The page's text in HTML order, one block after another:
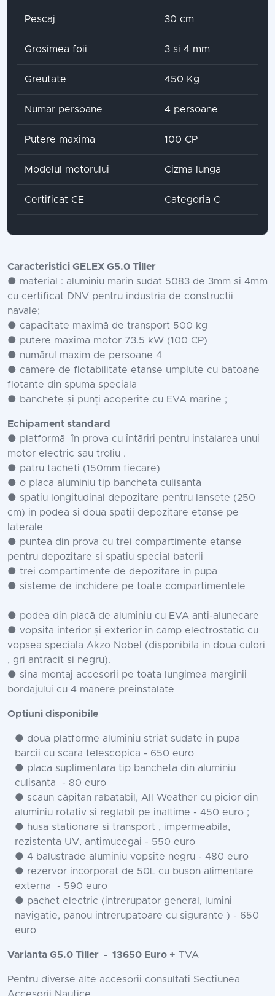
Pescaj 30 cm
Grosimea foii 3 si 4 mm
Greutate 450 Kg
Numar persoane 4 persoane
Putere maxima 100 CP
Modelul motorului Cizma lunga
Certificat CE Categoria C
Caracteristici GELEX G5.0 Tiller
● material : aluminiu marin sudat 5083 de 3mm si 4mm
cu certificat DNV pentru industria de constructii
navale;
● capacitate maximă de transport 500 kg
● putere maxima motor 73.5 kW (100 CP)
● numărul maxim de persoane 4
● camere de flotabilitate etanse umplute cu batoane
flotante din spuma speciala
● banchete și punți acoperite cu EVA marine ;
Echipament standard
● platformă în prova cu întăriri pentru instalarea unui
motor electric sau troliu .
● patru tacheti (150mm fiecare)
● o placa aluminiu tip bancheta culisanta
● spatiu longitudinal depozitare pentru lansete (250
cm) in podea si doua spatii depozitare etanse pe
laterale
● puntea din prova cu trei compartimente etanse
pentru depozitare si spatiu special baterii
● trei compartimente de depozitare in pupa
● sisteme de inchidere pe toate compartimentele
● podea din placă de aluminiu cu EVA anti-alunecare
● vopsita interior și exterior in camp electrostatic cu
vopsea speciala Akzo Nobel (disponibila in doua culori
, gri antracit si negru).
● sina montaj accesorii pe toata lungimea marginii
bordajului cu 4 manere preinstalate
Optiuni disponibile
● doua platforme aluminiu striat sudate in pupa
barcii cu scara telescopica - 650 euro
● placa suplimentara tip bancheta din aluminiu
culisanta - 80 euro
● scaun căpitan rabatabil, All Weather cu picior din
aluminiu rotativ si reglabil pe inaltime - 450 euro ;
● husa stationare si transport , impermeabila,
rezistenta UV, antimucegai - 550 euro
● 4 balustrade aluminiu vopsite negru - 480 euro
● rezervor incorporat de 50L cu buson alimentare
externa - 590 euro
● pachet electric (intrerupator general, lumini
navigatie, panou intrerupatoare cu sigurante ) - 650
euro
Varianta G5.0 Tiller - 13650 Euro + TVA
Pentru diverse alte accesorii consultati Sectiunea